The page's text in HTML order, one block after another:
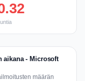
aikana - Microsoft
määrän